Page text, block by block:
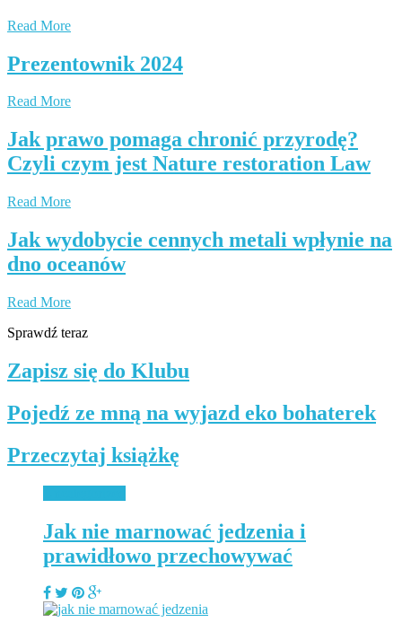
Read More
Prezentownik 2024
Read More
Jak prawo pomaga chronić przyrodę?
Czyli czym jest Nature restoration Law
Read More
Jak wydobycie cennych metali wpłynie na
dno oceanów
Read More
Sprawdź teraz
Zapisz się do Klubu
Pojedź ze mną na wyjazd eko bohaterek
Przeczytaj książkę
Jak nie marnować jedzenia i
prawidłowo przechowywać